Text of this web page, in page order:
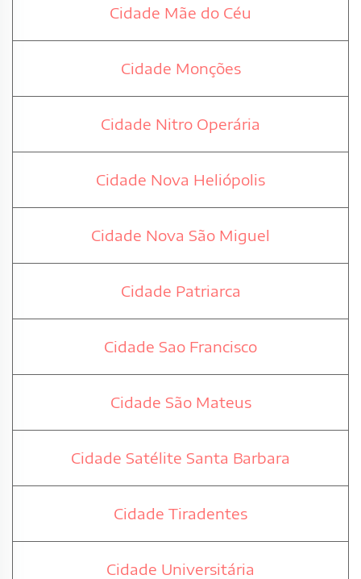
Cidade Mãe do Céu
Cidade Monções
Cidade Nitro Operária
Cidade Nova Heliópolis
Cidade Nova São Miguel
Cidade Patriarca
Cidade Sao Francisco
Cidade São Mateus
Cidade Satélite Santa Barbara
Cidade Tiradentes
Cidade Universitária